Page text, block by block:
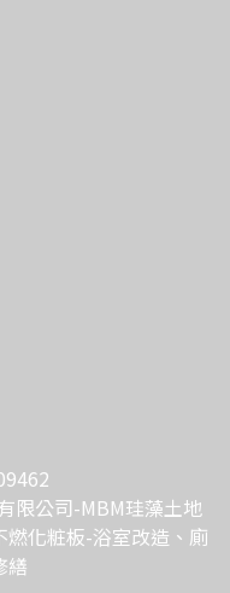
限公司-MBM珪藻土地
化粧板-浴室改造、廁
繕